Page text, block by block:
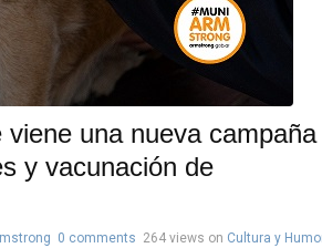
una nueva campaña
y vacunación de
0 comments 264 views on Cultura y